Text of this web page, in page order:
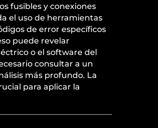
fusibles y conexiones
el uso de herramientas
de error específicos
puede revelar
o el software del
consultar a un
más profundo. La
para aplicar la